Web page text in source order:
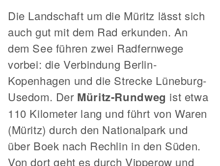
Die Landschaft um die Müritz lässt sich
auch gut mit dem Rad erkunden. An
dem See führen zwei Radfernwege
vorbei: die Verbindung Berlin-
Kopenhagen und die Strecke Lüneburg-
Usedom. Der Müritz-Rundweg ist etwa
110 Kilometer lang und führt von Waren
(Müritz) durch den Nationalpark und
über Boek nach Rechlin in den Süden.
Von dort geht es durch Vipperow und